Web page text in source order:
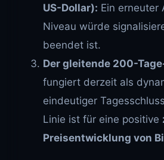
US-Dollar): Ein erneuter
Niveau würde
beendet ist.
Der gleitende 200-
fungiert derzeit als
eindeutiger
Linie ist für eine positive
Preisentwicklung von